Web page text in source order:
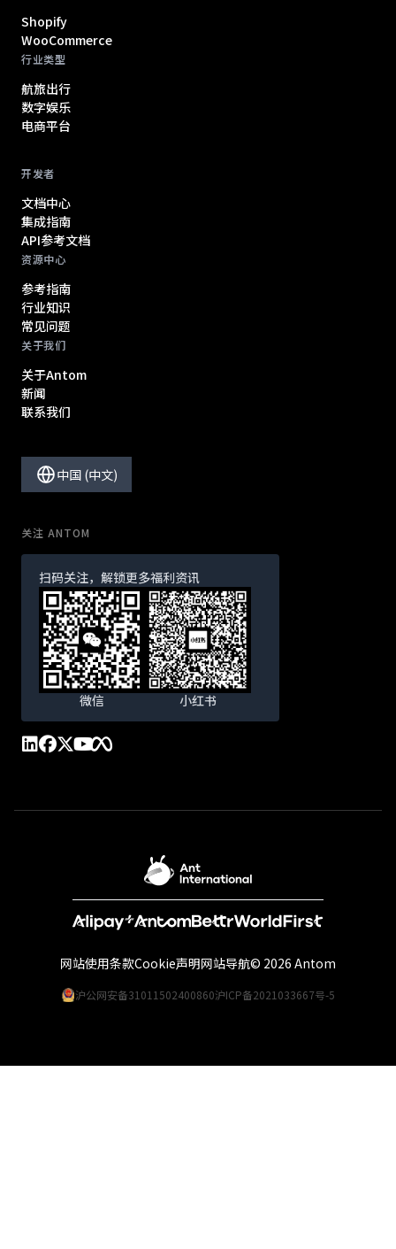
Shopify
WooCommerce
行业类型
航旅出行
数字娱乐
电商平台
开发者
文档中心
集成指南
API参考文档
资源中心
参考指南
行业知识
常见问题
关于我们
关于Antom
新闻
联系我们
中国 (中文)
关注 ANTOM
扫码关注，解锁更多福利资讯
微信 小红书
沪公网安备31011502400860沪ICP备2021033667号-5
网站使用条款Cookie声明网站导航© 2026 Antom